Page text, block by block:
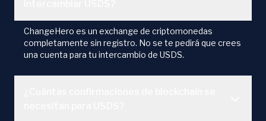
ChangeHero es un exchange de criptomonedas
completamente sin registro. No se te pedirá que crees
una cuenta para tu intercambio de USDS.